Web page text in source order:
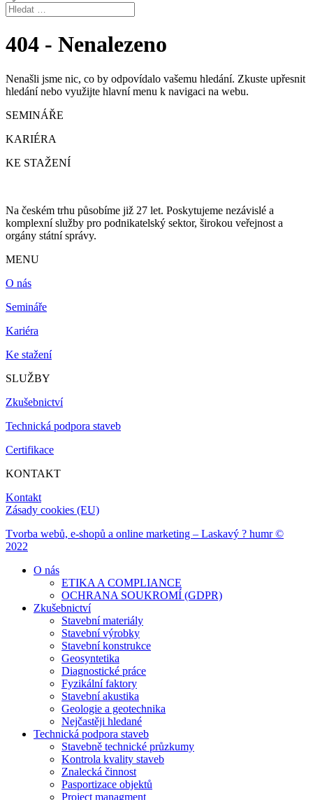
404 - Nenalezeno
Nenašli jsme nic, co by odpovídalo vašemu hledání. Zkuste upřesnit
hledání nebo využijte hlavní menu k navigaci na webu.
SEMINÁŘE
KARIÉRA
KE STAŽENÍ
Na českém trhu působíme již 27 let. Poskytujeme nezávislé a
komplexní služby pro podnikatelský sektor, širokou veřejnost a
orgány státní správy.
MENU
O nás
Semináře
Kariéra
Ke stažení
SLUŽBY
Zkušebnictví
Technická podpora staveb
Certifikace
KONTAKT
Kontakt
Zásady cookies (EU)
Tvorba webů, e-shopů a online marketing – Laskavý ? humr ©
2022
O nás
ETIKA A COMPLIANCE
OCHRANA SOUKROMÍ (GDPR)
Zkušebnictví
Stavební materiály
Stavební výrobky
Stavební konstrukce
Geosyntetika
Diagnostické práce
Fyzikální faktory
Stavební akustika
Geologie a geotechnika
Nejčastěji hledané
Technická podpora staveb
Stavebně technické průzkumy
Kontrola kvality staveb
Znalecká činnost
Pasportizace objektů
Project managment